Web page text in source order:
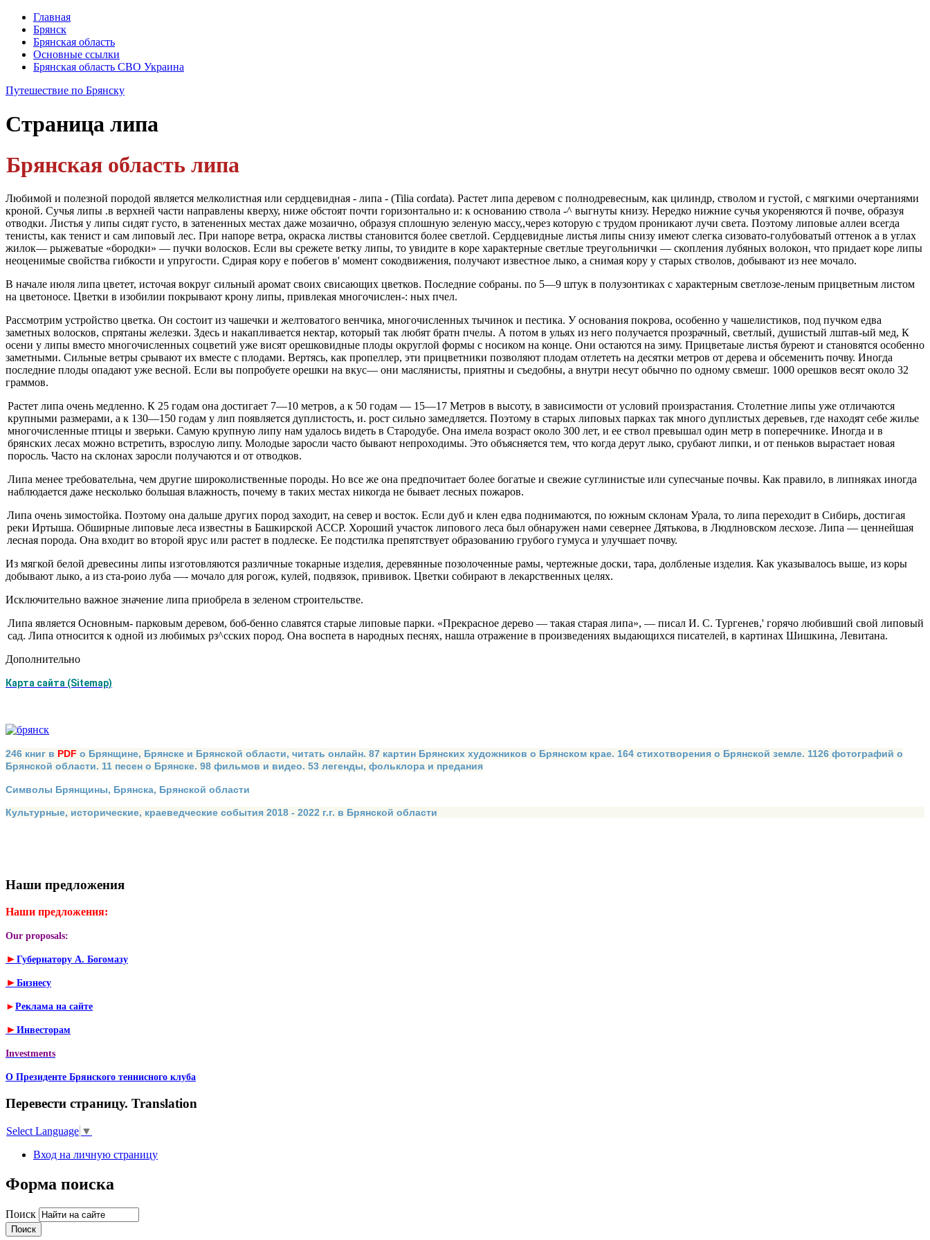
Главная
Брянск
Брянская область
Основные ссылки
Брянская область СВО Украина
Путешествие по Брянску
Страница липа
Брянская область липа
Любимой и полезной породой является мелколистная или сердцевидная - липа - (Tilia cordata). Растет липа деревом с полнодревесным, как цилиндр, стволом и густой, с мягкими очертаниями
кроной. Сучья липы .в верхней части направлены кверху, ниже об­стоят почти горизонтально и: к основанию ствола -^ выгнуты книзу. Нередко нижние сучья укореняются й почве, образуя
отводки. Листья у липы сидят густо, в затененных местах даже мозаично, образуя сплошную зеленую массу,,через которую с трудом проникают лучи света. Поэтому липовые аллеи всегда
тенисты, как те­нист и сам липовый лес. При напоре ветра, окраска листвы становится более светлой. Сердцевидные листья липы снизу имеют слегка сизовато-голубоватый оттенок а в углах
жилок— рыжеватые «бородки» — пучки во­лосков. Если вы срежете ветку липы, то увидите в коре характерные светлые треугольнички — скопления лубя­ных волокон, что придает коре липы
неоценимые свой­ства гибкости и упругости. Сдирая кору е побегов в' момент сокодвижения, получают известное лыко, а сни­мая кору у старых стволов, добывают из нее мочало.
В начале июля липа цветет, источая вокруг сильный аромат своих свисающих цветков. Последние собраны. по 5—9 штук в полузонтиках с характерным светлозе-леным прицветным листом
на цветоносе. Цветки в изо­билии покрывают крону липы, привлекая многочислен-: ных пчел.
Рассмотрим устройство цветка. Он состоит из ча­шечки и желтоватого венчика, многочисленных тычинок и пестика. У основания покрова, особенно у чашелисти­ков, под пучком едва
заметных волосков, спрятаны железки. Здесь и накапливается нектар, который так любят братн пчелы. А потом в ульях из него получается прозрачный, светлый, душистый лштав-ый мед, К
осе­ни у липы вместо многочисленных соцветий уже ви­сят орешковидные плоды округлой формы с носи­ком на конце. Они остаются на зиму. Прицветаые листья буреют и становятся особенно
заметными. Сильные ветры срывают их вместе с плодами. Вертясь, как про­пеллер, эти прицветники позволяют плодам отлететь на десятки метров от дерева и обсеменить почву. Иногда
последние плоды опадают уже весной. Если вы попробуете орешки на вкус— они маслянисты, приятны и съедобны, а внутри несут обычно по одному свмешг. 1000 орешков весят около 32
граммов.
Растет липа очень медленно. К 25 годам она достигает 7—10 метров, а к 50 годам — 15—17 Метров в высоту, в зависимости от условий произраста­ния. Столетние липы уже отличаются
крупными разме­рами, а к 130—150 годам у лип появляется дуплистость, и. рост сильно замедляется. Поэтому в старых липовых парках так много дуплистых деревьев, где находят себе жилье
многочисленные птицы и зверьки. Самую круп­ную липу нам удалось видеть в Стародубе. Она имела возраст около 300 лет, и ее ствол превышал один метр в поперечнике. Иногда и в
брянских лесах можно встре­тить, взрослую липу. Молодые заросли часто бывают не­проходимы. Это объясняется тем, что когда дерут лыко, срубают липки, и от пеньков вырастает новая
поросль. Часто на склонах заросли получаются и от отводков.
Липа менее требовательна, чем другие широколист­венные породы. Но все же она предпочитает более бо­гатые и свежие суглинистые или супесчаные почвы. Как правило, в липняках иногда
наблюдается даже несколь­ко большая влажность, почему в таких местах никогда не бывает лесных пожаров.
Липа очень зимостойка. Поэтому она дальше других пород заходит, на север и восток. Если дуб и клен едва поднимаются, по южным склонам Урала, то липа пере­ходит в Сибирь, достигая
реки Иртыша. Обширные ли­повые леса известны в Башкирской АССР. Хороший участок липового леса был обнаружен нами севернее Дятькова, в Людлновском лесхозе. Липа — ценнейшая
лесная порода. Она входит во второй ярус или растет в подлеске. Ее подстилка препятствует образованию грубого гумуса и улучшает почву.
Из мягкой белой древесины липы изготовляются различные токарные изделия, деревянные позолоченные рамы, чертежные доски, тара, долбленые изделия. Как указывалось выше, из коры
добывают лыко, а из ста-роио луба —- мочало для рогож, кулей, подвязок, при­вивок. Цветки собирают в лекарственных целях.
Исключительно важное значение липа приобрела в зеленом строительстве.
Липа является Основным- парковым деревом, боб-бенно славятся старые липовые парки. «Прекрасное дерево — такая старая липа», — писал И. С. Тургенев,' горячо любивший свой липовый
сад. Липа относится к одной из любимых рз^сских пород. Она воспета в на­родных песнях, нашла отражение в произведениях вы­дающихся писателей, в картинах Шишкина, Левитана.
Дополнительно
Карта сайта (Sitemap)
246 книг в PDF о Брянщине, Брянске и Брянской области, читать онлайн. 87 картин Брянских художников о Брянском крае. 164 стихотворения о Брянской земле. 1126 фотографий о
Брянской области. 11 песен о Брянске. 98 фильмов и видео. 53 легенды, фольклора и предания
Символы Брянщины, Брянска, Брянской области
Культурные, исторические, краеведческие события 2018 - 2022 г.г. в Брянской области
Наши предложения
Наши предложения:
Our proposals:
► Губернатору А. Богомазу
► Бизнесу
► Реклама на сайте
► Инвесторам
Investments
О Президенте Брянского теннисного клуба
Перевести страницу. Translation
Select Language ▼
Вход на личную страницу
Форма поиска
Поиск